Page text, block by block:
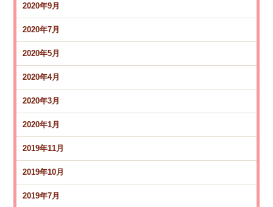
2020年9月
2020年7月
2020年5月
2020年4月
2020年3月
2020年1月
2019年11月
2019年10月
2019年7月